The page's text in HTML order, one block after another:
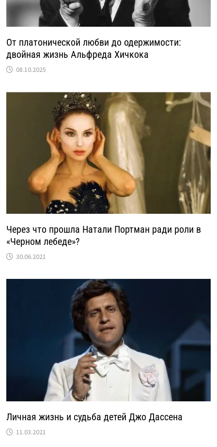
От платонической любви до одержимости:
двойная жизнь Альфреда Хичкока
08.10.2025
Через что прошла Натали Портман ради роли в
«Черном лебеде»?
30.06.2021
Личная жизнь и судьба детей Джо Дассена
11.03.2021